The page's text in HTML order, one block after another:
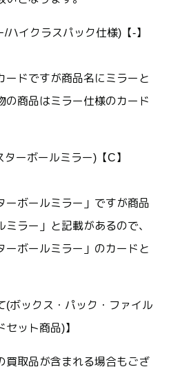
ハイクラスパック仕様)【-】
ードですが商品名にミラーと
の商品はミラー仕様のカード
ーボールミラー)【C】
ーボールミラー」ですが商品
ラー」と記載があるので、
ーボールミラー」のカードと
(ボックス・パック・ファイル
ット商品)】
買取品が含まれる場合もござ